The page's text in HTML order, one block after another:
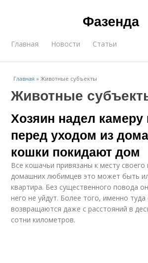
Фазенда
Главная Новости Статьи
Главная »Животные субъекты
Животные
Хозяин надел камеру
перед уходом из
кошки покидают дом
Все кошачьи привязаны к месту
домашних любимцев это может быть
квартира. Без существенного повода
него не уйдут. Более того, именно туда
возвращаются даже с расстояний в
сотни километров.